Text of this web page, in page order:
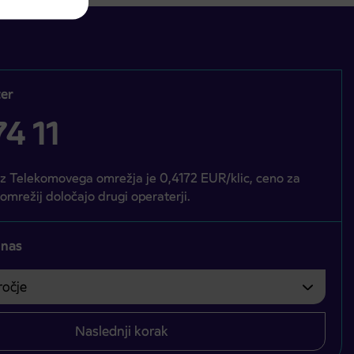
11
Telekomovega omrežja je 0,4172 EUR/klic, ceno za
določajo drugi operaterji.
izbrati.
Naslednji korak